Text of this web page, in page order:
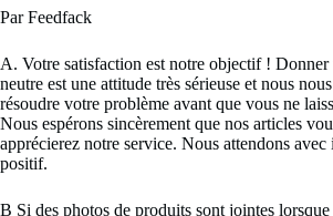
Par Feedfack
A. Votre satisfaction est notre objectif !
neutre est une attitude très sérieuse et nous
résoudre votre problème avant que vous ne
Nous espérons sincèrement que nos articles
apprécierez notre service. Nous attendons
positif.
B Si des photos de produits sont jointes